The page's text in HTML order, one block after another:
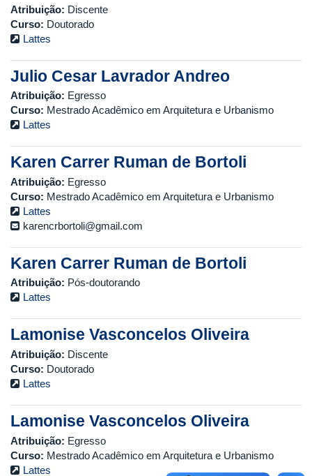
Atribuição: Discente
Curso: Doutorado
Lattes
Julio Cesar Lavrador Andreo
Atribuição: Egresso
Curso: Mestrado Acadêmico em Arquitetura e Urbanismo
Lattes
Karen Carrer Ruman de Bortoli
Atribuição: Egresso
Curso: Mestrado Acadêmico em Arquitetura e Urbanismo
Lattes
karencrbortoli@gmail.com
Karen Carrer Ruman de Bortoli
Atribuição: Pós-doutorando
Lattes
Lamonise Vasconcelos Oliveira
Atribuição: Discente
Curso: Doutorado
Lattes
Lamonise Vasconcelos Oliveira
Atribuição: Egresso
Curso: Mestrado Acadêmico em Arquitetura e Urbanismo
Lattes